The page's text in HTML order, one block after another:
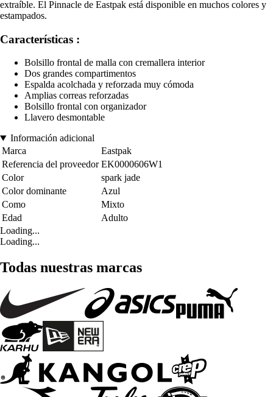
extraíble. El Pinnacle de Eastpak está disponible en muchos colores y
estampados.
Características :
Bolsillo frontal de malla con cremallera interior
Dos grandes compartimentos
Espalda acolchada y reforzada muy cómoda
Amplias correas reforzadas
Bolsillo frontal con organizador
Llavero desmontable
Información adicional
Marca
Eastpak
Referencia del proveedor EK0000606W1
Color
spark jade
Color dominante
Azul
Como
Mixto
Edad
Adulto
Loading...
Loading...
Todas nuestras marcas